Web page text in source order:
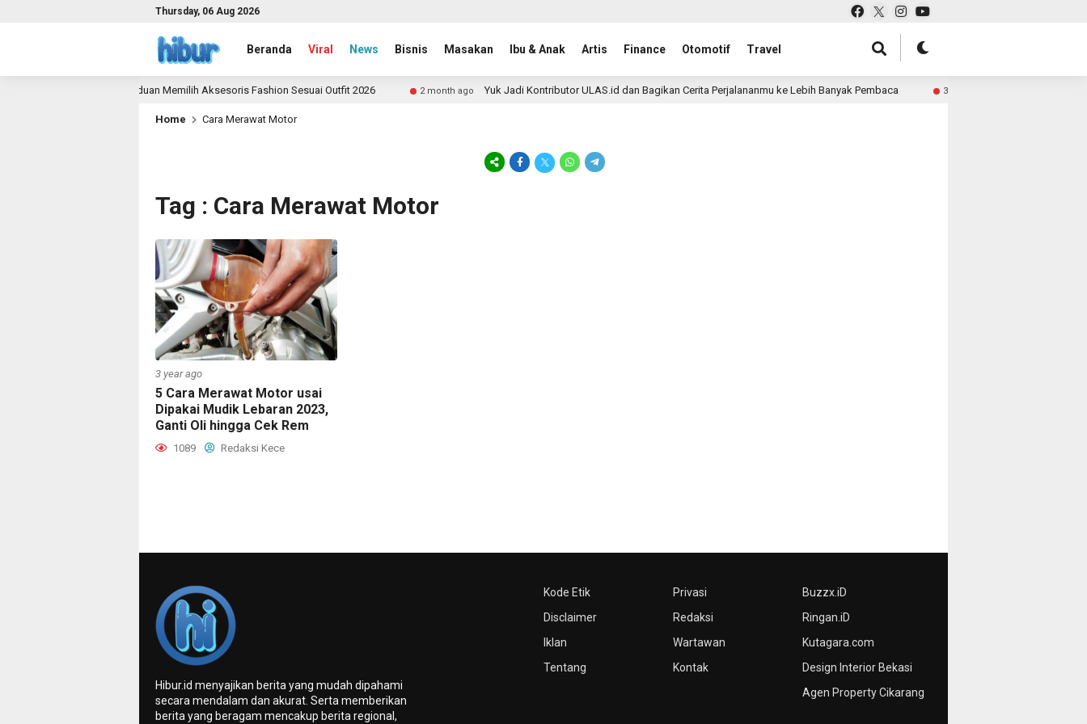
Thursday, 06 Aug 2026
Beranda Viral News Bisnis Masakan Ibu & Anak Artis Finance Otomotif Travel
Panduan Memilih Aksesoris Fashion Sesuai Outfit 2026 2 month ago Yuk Jadi Kontributor ULAS.id dan Bagikan Cerita Perjalananmu ke Lebih Banyak Pembaca 3 month ago
Home Cara Merawat Motor
Tag : Cara Merawat Motor
3 year ago
5 Cara Merawat Motor usai
Dipakai Mudik Lebaran 2023,
Ganti Oli hingga Cek Rem
1089 Redaksi Kece
Kode Etik
Disclaimer
Iklan
Tentang
Privasi
Redaksi
Wartawan
Kontak
Buzzx.iD
Ringan.iD
Kutagara.com
Design Interior Bekasi
Agen Property Cikarang
Hibur.id menyajikan berita yang mudah dipahami
secara mendalam dan akurat. Serta memberikan
berita yang beragam mencakup berita regional,